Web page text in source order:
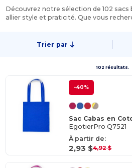
Découvrez notre sélection de 102
allier style et praticité. Que vous
Trier par
102 résultats.
-40%
Sac Cabas en
EgotierPro Q7521
À partir de:
2,93 $4,92 $